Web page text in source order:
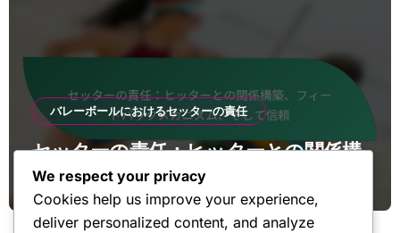
バレーボールにおけるセッターの責任
セッターの責任：ヒッターとの関係構
築、フィードバックメカニズム、そし
て信頼
We respect your privacy
Cookies help us improve your experience,
deliver personalized content, and analyze